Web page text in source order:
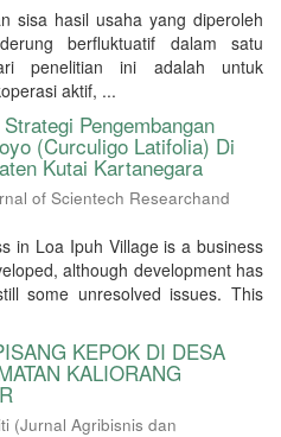
sisa hasil usaha yang diperoleh
berfluktuatif dalam satu
penelitian ini adalah untuk
aktif, ...
Pengembangan
(Curculigo Latifolia) Di
Kutai Kartanegara
of Scientech Researchand
in Loa Ipuh Village is a business
although development has
some unresolved issues. This
KEPOK DI DESA
KALIORANG
(Jurnal Agribisnis dan